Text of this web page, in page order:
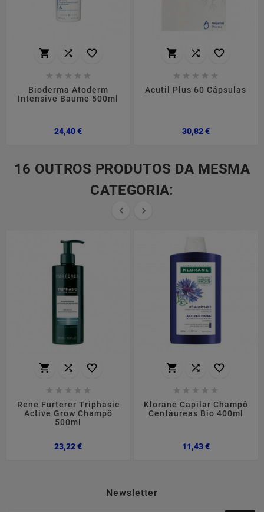
  
    
Bioderma Atoderm
Intensive Baume 500ml
24,40 €Preço
  
    
Acutil Plus 60 Cápsulas
30,82 €Preço
16 OUTROS PRODUTOS DA MESMA
CATEGORIA:
 
  
    
Rene Furterer Triphasic
Active Grow Champô
500ml
23,22 €Preço
  
    
Klorane Capilar Champô
Centáureas Bio 400ml
11,43 €Preço
Newsletter